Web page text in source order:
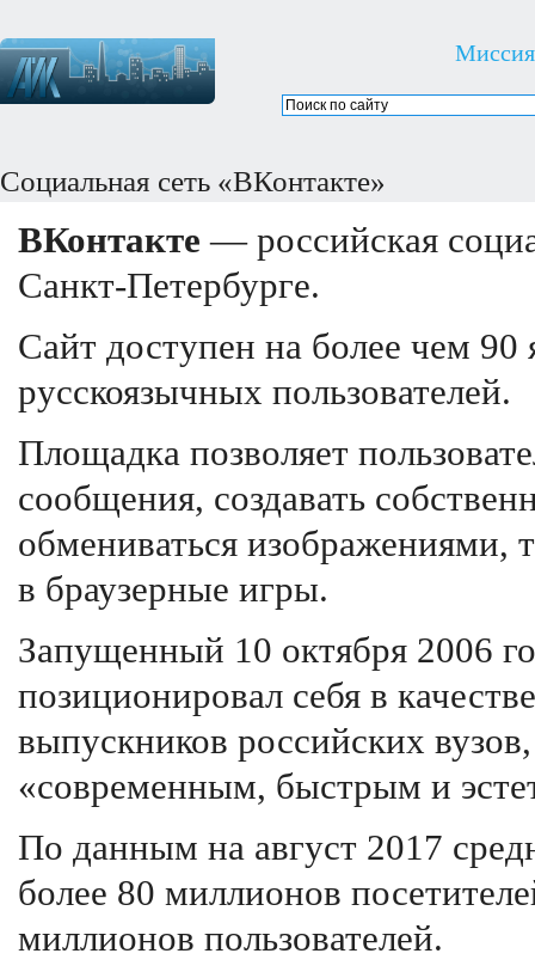
Миссия
Социальная сеть «ВКонтакте»
ВКонтакте — российская
Санкт-Петербурге.
Сайт доступен на более чем
русскоязычных пользователей.
Площадка позволяет
сообщения, создавать
обмениваться изображениями,
в браузерные игры.
Запущенный 10 октября 2006
позиционировал себя в
выпускников российских
«современным, быстрым и
По данным на август 2017
более 80 миллионов
миллионов пользователей.